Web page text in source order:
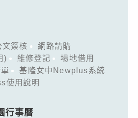
文簽核
網路請購
)
維修登記
場地借用
基隆女中Newplus系統
使用說明
行事曆